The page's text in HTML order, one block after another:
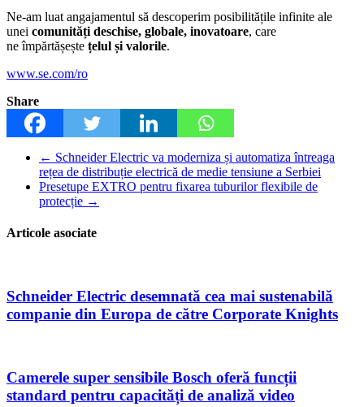
Ne-am luat angajamentul să descoperim posibilitățile infinite ale
unei comunități deschise, globale, inovatoare, care
ne împărtășește țelul și valorile.
www.se.com/ro
Share
← Schneider Electric va moderniza și automatiza întreaga
rețea de distribuție electrică de medie tensiune a Serbiei
Presetupe EXTRO pentru fixarea tuburilor flexibile de
protecție →
Articole asociate
Schneider Electric desemnată cea mai sustenabilă
companie din Europa de către Corporate Knights
Camerele super sensibile Bosch oferă funcții
standard pentru capacități de analiză video